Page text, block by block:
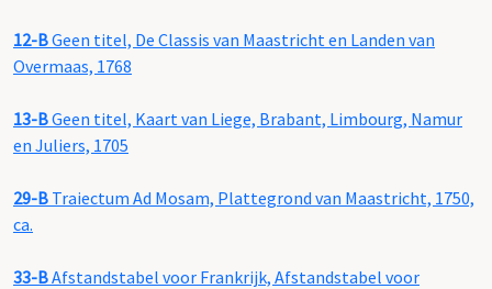
12-BGeen titel, De Classis van Maastricht en Landen van
Overmaas, 1768
13-BGeen titel, Kaart van Liege, Brabant, Limbourg, Namur
en Juliers, 1705
29-B Traiectum Ad Mosam, Plattegrond van Maastricht, 1750,
ca.
33-BAfstandstabel voor Frankrijk, Afstandstabel voor